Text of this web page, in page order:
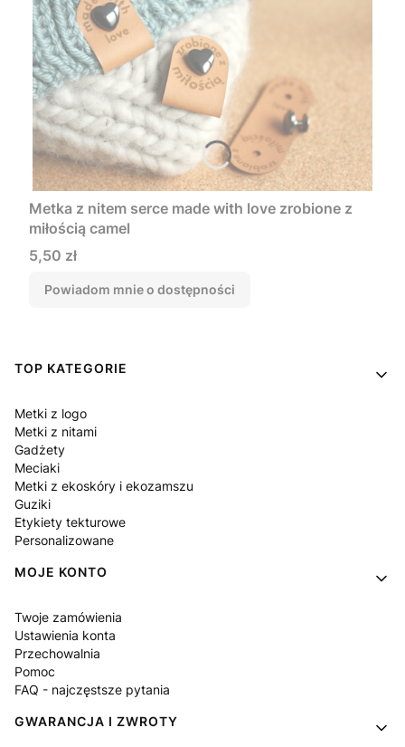
Metka z nitem serce made with love zrobione z
miłością camel
Cena
5,50 zł
Powiadom mnie o dostępności
Linki w stopce
TOP KATEGORIE
Metki z logo
Metki z nitami
Gadżety
Meciaki
Metki z ekoskóry i ekozamszu
Guziki
Etykiety tekturowe
Personalizowane
MOJE KONTO
Twoje zamówienia
Ustawienia konta
Przechowalnia
Pomoc
FAQ - najczęstsze pytania
GWARANCJA I ZWROTY